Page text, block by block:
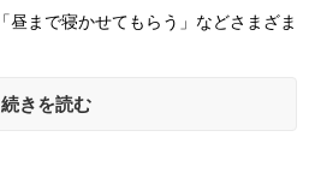
昼まで寝かせてもらう」などさまざま
続きを読む